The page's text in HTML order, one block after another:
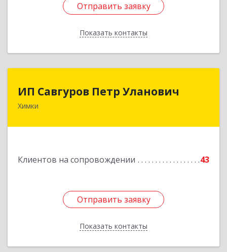
Отправить заявку
Показать контакты
Отправить заявку
Назад
ИП Савгуров Петр Уланович
Химки
Клиентов на сопровождении 43
Отправить заявку
Показать контакты
141407, Московская обл, Химки г, Молодежная
Отправить заявку
Назад